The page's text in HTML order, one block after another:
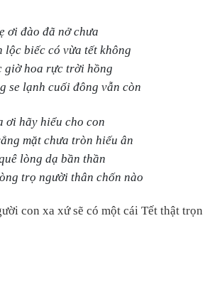
ơi đào đã nở chưa
lộc biếc có vừa tết không
giờ hoa rực trời hồng
se lạnh cuối đông vẫn còn
ơi hãy hiểu cho con
mặt chưa tròn hiếu ân
lòng dạ bần thần
trọ người thân chốn nào
con xa xứ sẽ có một cái Tết thật trọn